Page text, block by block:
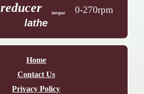
reducer torque 0-270rpm
lathe
Home
Contact Us
Privacy Policy